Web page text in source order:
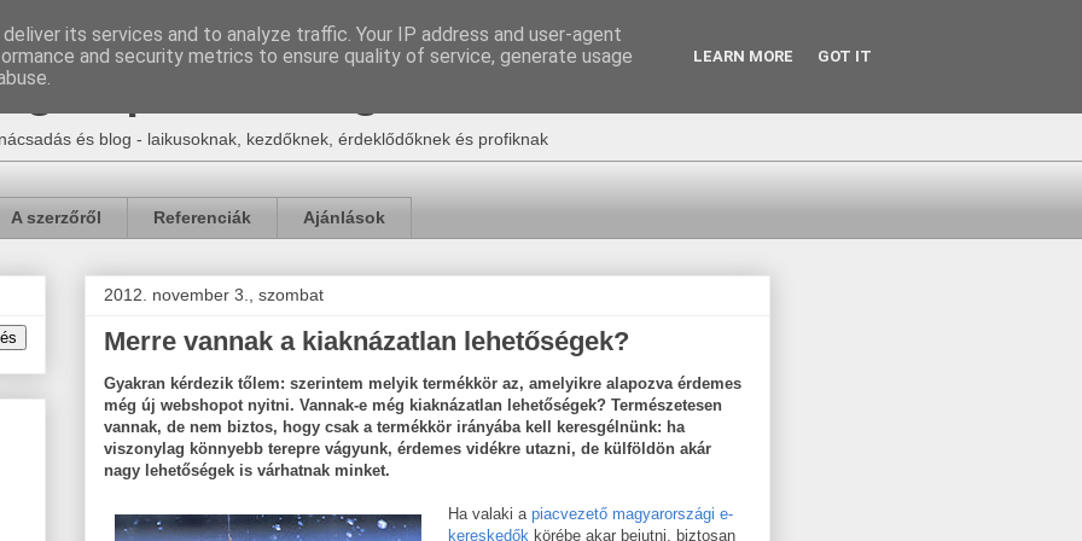
| e-ker blog
és blog - laikusoknak, kezdőknek, érdeklődőknek és profiknak
A szerzőről Referenciák Ajánlások
2012. november 3., szombat
Merre vannak a kiaknázatlan lehetőségek?
Gyakran kérdezik tőlem: szerintem melyik termékkör az, amelyikre alapozva érdemes
még új webshopot nyitni. Vannak-e még kiaknázatlan lehetőségek? Természetesen
vannak, de nem biztos, hogy csak a termékkör irányába kell keresgélnünk: ha
viszonylag könnyebb terepre vágyunk, érdemes vidékre utazni, de külföldön akár
nagy lehetőségek is várhatnak minket.
Ha valaki a piacvezető magyarországi e-
kereskedők körébe akar bejutni, biztosan
its services and to analyze traffic. Your IP address and user-agent
and security metrics to ensure quality of service, generate usage
LEARN MORE GOT IT